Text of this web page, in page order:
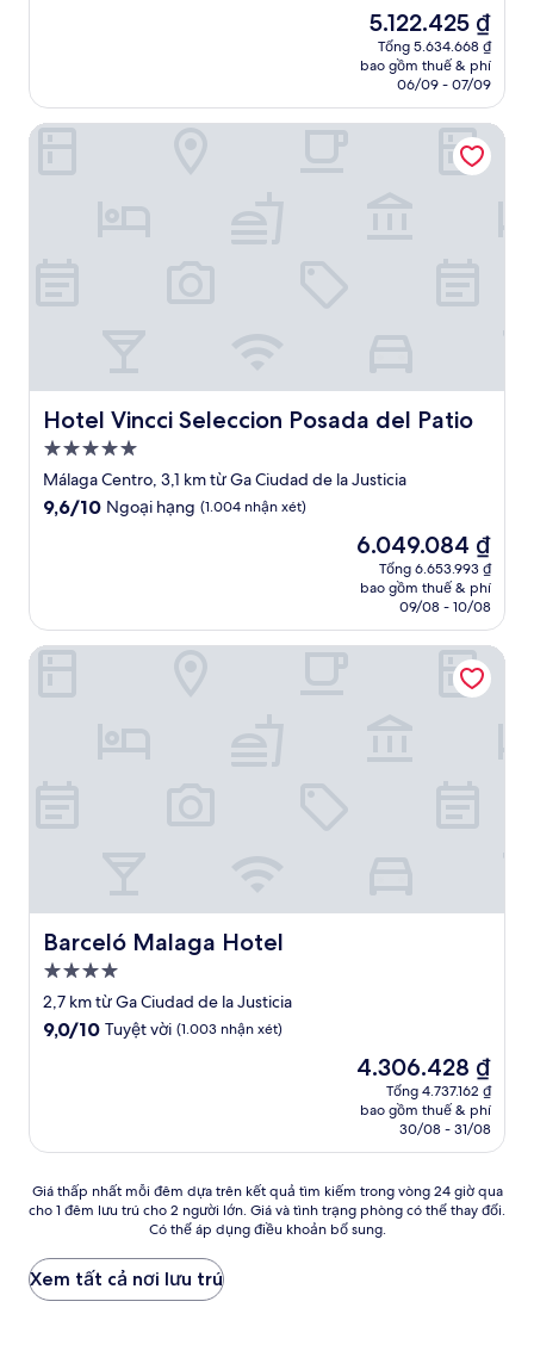
nhận
xét)
Giá
hiện
tại
5.122.425 ₫
5.122.425 ₫
Tổng 5.634.668 ₫
bao gồm thuế & phí
06/09 - 07/09
Hotel Vincci Seleccion Posada del Patio
Hotel Vincci Seleccion Posada del Patio
Nơi
lưu
trú
Málaga Centro, 3,1 km từ Ga Ciudad de la Justicia
9.6
nhận
xét)
9,6/10 Ngoại hạng (1.004 nhận xét)
Giá
hiện
tại
6.049.084 ₫
6.049.084 ₫
Tổng 6.653.993 ₫
bao gồm thuế & phí
09/08 - 10/08
Hotel Vincci Seleccion Posada del Patio
Barceló Malaga Hotel
Barceló Malaga Hotel
Nơi
lưu
trú
2,7 km từ Ga Ciudad de la Justicia
9.0
nhận
9,0/10 Tuyệt vời (1.003 nhận xét)
Giá
hiện
tại
4.306.428 ₫
4.306.428 ₫
Tổng 4.737.162 ₫
bao gồm thuế & phí
30/08 - 31/08
Barceló Malaga Hotel
Giá
thấp
mỗi
đêm
dựa
Giá thấp nhất mỗi đêm dựa trên kết quả tìm kiếm trong vòng 24 giờ qua
cho 1 đêm lưu trú cho 2 người lớn. Giá và tình trạng phòng có thể thay đổi.
Có thể áp dụng điều khoản bổ sung.
Xem tất cả nơi lưu trú